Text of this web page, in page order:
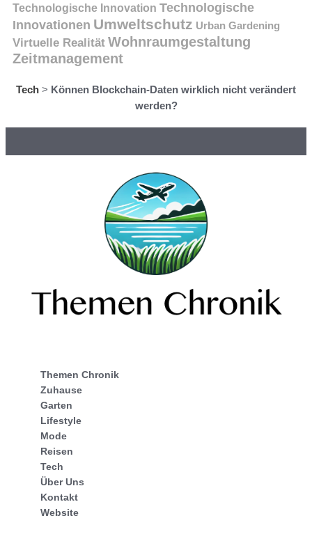
Technologische Innovation Technologische
Innovationen Umweltschutz Urban Gardening
Virtuelle Realität Wohnraumgestaltung
Zeitmanagement
Tech > Können Blockchain-Daten wirklich nicht verändert
werden?
Themen Chronik
Zuhause
Garten
Lifestyle
Mode
Reisen
Tech
Über Uns
Kontakt
Website